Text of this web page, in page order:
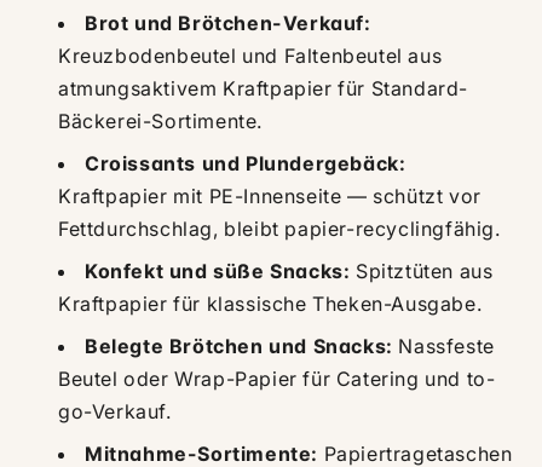
Brot und Brötchen-Verkauf:
Kreuzbodenbeutel und Faltenbeutel aus
atmungsaktivem Kraftpapier für Standard-
Bäckerei-Sortimente.
Croissants und Plundergebäck:
Kraftpapier mit PE-Innenseite — schützt vor
Fettdurchschlag, bleibt papier-recyclingfähig.
Konfekt und süße Snacks: Spitztüten aus
Kraftpapier für klassische Theken-Ausgabe.
Belegte Brötchen und Snacks: Nassfeste
Beutel oder Wrap-Papier für Catering und to-
go-Verkauf.
Mitnahme-Sortimente: Papiertragetaschen